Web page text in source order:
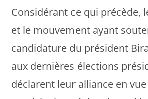
Considérant ce qui précède,
et le mouvement ayant
candidature du président
aux dernières élections
déclarent leur alliance en